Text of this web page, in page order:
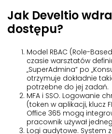
Jak Develtio
dostępu?
Model RBAC (Role-
czasie warsztatów
„SuperAdmina” po
otrzymuje dokładnie
potrzebne do jej zadań.
MFA i SSO. Logowanie
(token w aplikacji, klucz
Office 365 mogą
pracownik używał
Logi audytowe. System